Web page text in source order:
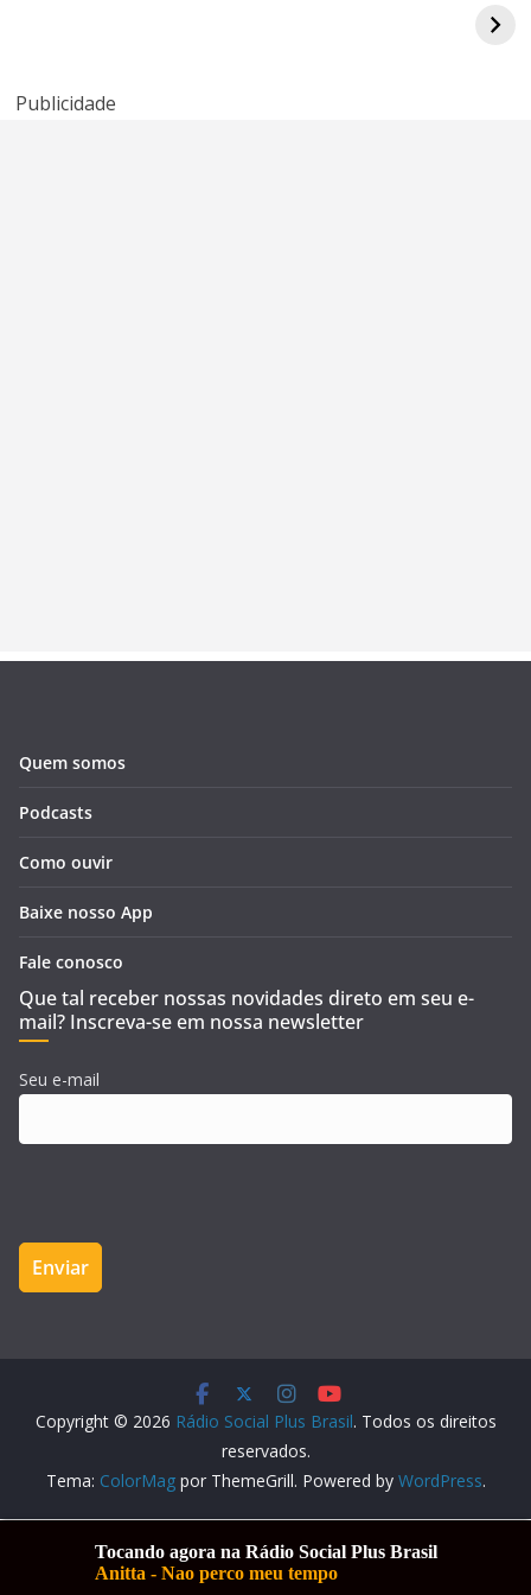
Publicidade
Quem somos
Podcasts
Como ouvir
Baixe nosso App
Fale conosco
Que tal receber nossas novidades direto em seu e-
mail? Inscreva-se em nossa newsletter
Seu e-mail
Copyright © 2026 Rádio Social Plus Brasil. Todos os direitos
reservados.
Tema: ColorMagpor ThemeGrill. Powered by WordPress.